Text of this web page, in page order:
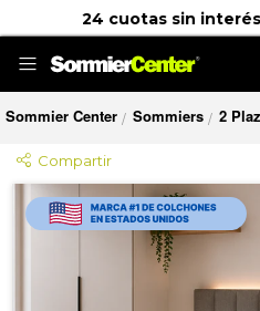
24 cuotas sin
Sommier Center / Sommiers / 2
Compartir
Saltar
final